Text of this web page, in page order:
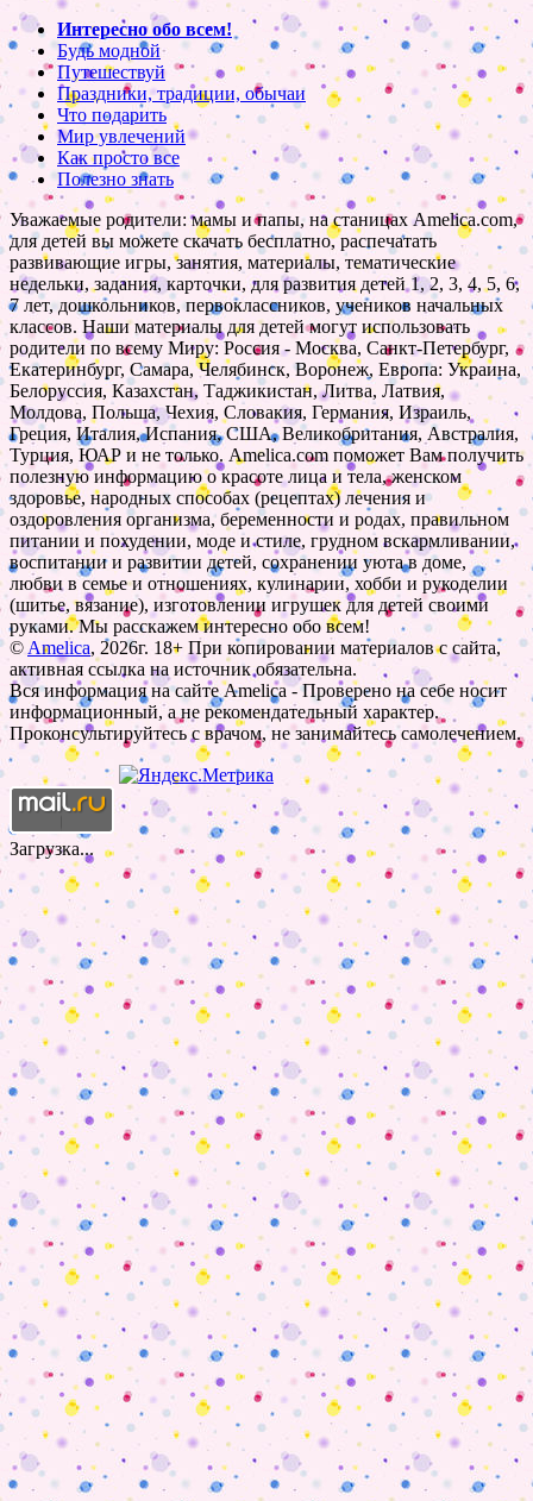
Интересно обо всем!
Будь модной
Путешествуй
Праздники, традиции, обычаи
Что подарить
Мир увлечений
Как просто все
Полезно знать
Уважаемые родители: мамы и папы, на станицах Amelica.com,
для детей вы можете скачать бесплатно, распечатать
развивающие игры, занятия, материалы, тематические
недельки, задания, карточки, для развития детей 1, 2, 3, 4, 5, 6,
7 лет, дошкольников, первоклассников, учеников начальных
классов. Наши материалы для детей могут использовать
родители по всему Миру: Россия - Москва, Санкт-Петербург,
Екатеринбург, Самара, Челябинск, Воронеж, Европа: Украина,
Белоруссия, Казахстан, Таджикистан, Литва, Латвия,
Молдова, Польша, Чехия, Словакия, Германия, Израиль,
Греция, Италия, Испания, США, Великобритания, Австралия,
Турция, ЮАР и не только. Amelica.com поможет Вам получить
полезную информацию о красоте лица и тела, женском
здоровье, народных способах (рецептах) лечения и
оздоровления организма, беременности и родах, правильном
питании и похудении, моде и стиле, грудном вскармливании,
воспитании и развитии детей, сохранении уюта в доме,
любви в семье и отношениях, кулинарии, хобби и рукоделии
(шитье, вязание), изготовлении игрушек для детей своими
руками. Мы расскажем интересно обо всем!
© Amelica, 2026г. 18+ При копировании материалов с сайта,
активная ссылка на источник обязательна.
Вся информация на сайте Amelica - Проверено на себе носит
информационный, а не рекомендательный характер.
Проконсультируйтесь с врачом, не занимайтесь самолечением.
Загрузка...